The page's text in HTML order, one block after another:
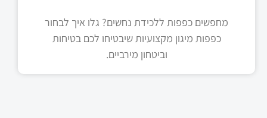
מחפשים כפפות ללכידת נחשים? גלו איך לבחור
כפפות מיגון מקצועיות שיבטיחו לכם בטיחות
וביטחון מירביים.